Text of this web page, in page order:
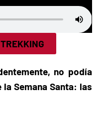
no podía
Semana Santa: las